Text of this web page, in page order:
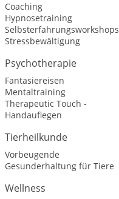
Coaching
Hypnosetraining
Selbsterfahrungsworkshops
Stressbewältigung
Psychotherapie
Fantasiereisen
Mentaltraining
Therapeutic Touch -
Handauflegen
Tierheilkunde
Vorbeugende
Gesunderhaltung für Tiere
Wellness